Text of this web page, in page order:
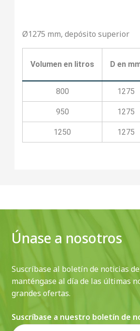
Ø1275 mm, depósito superior
Volumen en litros D en
800 1275
950 1275
1250 1275
Únase a nosotros
Suscríbase al boletín de noticias
manténgase al día de las últimas
grandes ofertas.
Suscríbase a nuestro boletín de